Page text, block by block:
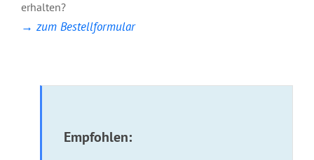
30. 30_Charagma_Das sprechende Bild
erhalten?
→ zum Bestellformular
Empfohlen: